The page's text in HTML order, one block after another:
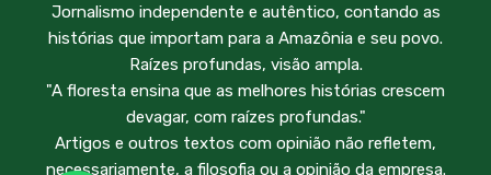
Jornalismo independente e autêntico, contando as
histórias que importam para a Amazônia e seu povo.
Raízes profundas, visão ampla.
"A floresta ensina que as melhores histórias crescem
devagar, com raízes profundas."
Artigos e outros textos com opinião não refletem,
necessariamente, a filosofia ou a opinião da empresa.